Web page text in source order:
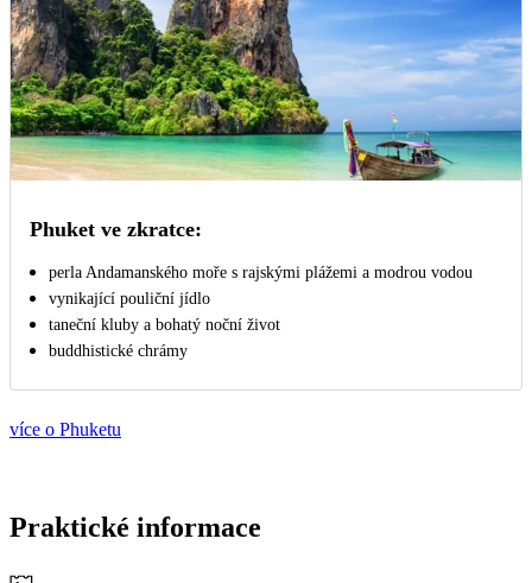
Phuket ve zkratce:
perla Andamanského moře s rajskými plážemi a modrou vodou
vynikající pouliční jídlo
taneční kluby a bohatý noční život
buddhistické chrámy
více o Phuketu
Praktické informace